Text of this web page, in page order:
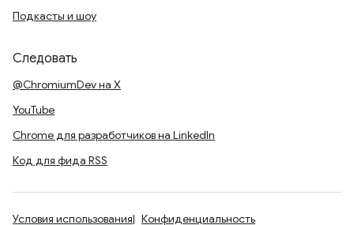
Подкасты и шоу
Следовать
@ChromiumDev на X
YouTube
Chrome для разработчиков на LinkedIn
Код для фида RSS
Условия использования Конфиденциальность